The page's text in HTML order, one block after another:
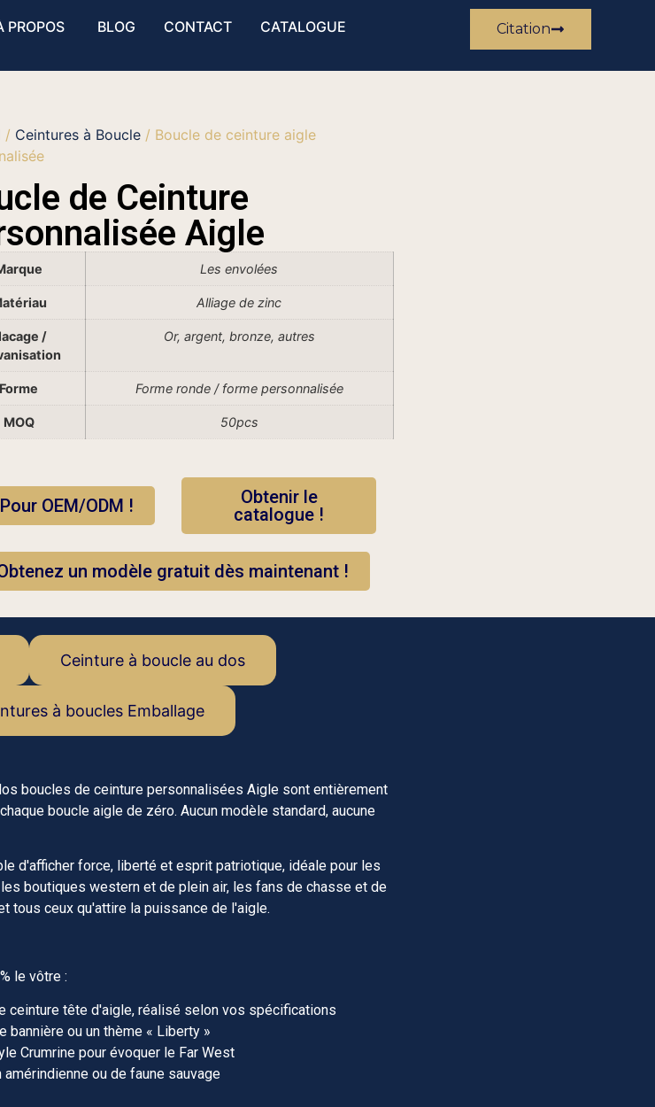
PROPOS BLOG CONTACT CATALOGUE Citation
/ Ceintures à Boucle/ Boucle de ceinture aigle
de Ceinture
Aigle
Les envolées
Alliage de zinc
/
Or, argent, bronze, autres
Forme Forme ronde / forme personnalisée
MOQ 50pcs
Pour OEM/ODM !
Obtenir le
catalogue !
un modèle gratuit dès maintenant !
Ceinture à boucle au dos
à boucles Emballage
boucles de ceinture personnalisées Aigle sont entièrement
boucle aigle de zéro. Aucun modèle standard, aucune
d'afficher force, liberté et esprit patriotique, idéale pour les
boutiques western et de plein air, les fans de chasse et de
tous ceux qu'attire la puissance de l'aigle.
le vôtre :
ceinture tête d'aigle, réalisé selon vos spécifications
bannière ou un thème « Liberty »
Crumrine pour évoquer le Far West
ou de faune sauvage